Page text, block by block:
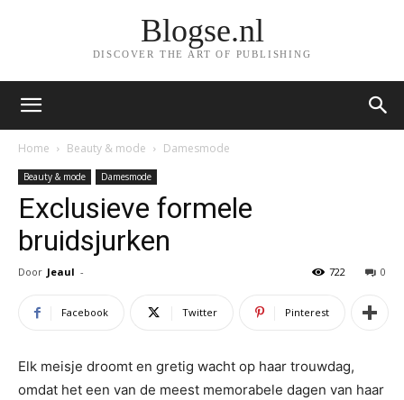
Blogse.nl
DISCOVER THE ART OF PUBLISHING
Home Beauty & mode Damesmode
Beauty & mode Damesmode
Exclusieve formele
bruidsjurken
Door Jeaul - 0
722
Facebook Twitter Pinterest
Elk meisje droomt en gretig wacht op haar trouwdag,
omdat het een van de meest memorabele dagen van haar